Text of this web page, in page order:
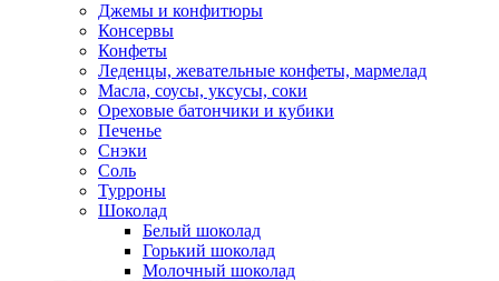
Джемы и конфитюры
Консервы
Конфеты
Леденцы, жевательные конфеты, мармелад
Масла, соусы, уксусы, соки
Ореховые батончики и кубики
Печенье
Снэки
Соль
Турроны
Шоколад
Белый шоколад
Горький шоколад
Молочный шоколад